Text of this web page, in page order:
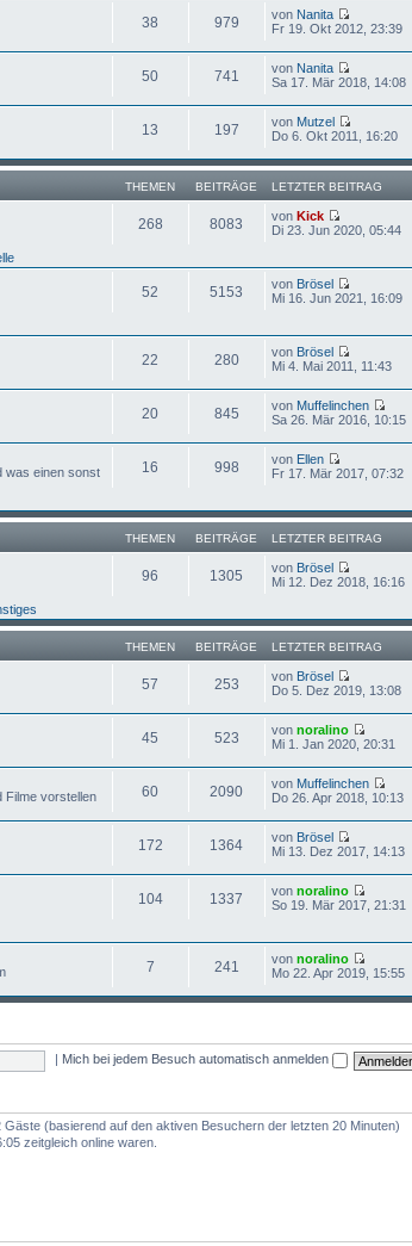
38 979 von Nanita
Fr 19. Okt 2012, 23:39
50 741 von Nanita
Sa 17. Mär 2018, 14:08
13 197 von Mutzel
Do 6. Okt 2011, 16:20
THEMEN BEITRÄGE LETZTER BEITRAG
268 8083 von Kick
Di 23. Jun 2020, 05:44
52 5153 von Brösel
Mi 16. Jun 2021, 16:09
22 280 von Brösel
Mi 4. Mai 2011, 11:43
20 845 von Muffelinchen
Sa 26. Mär 2016, 10:15
was einen sonst
16 998 von Ellen
Fr 17. Mär 2017, 07:32
THEMEN BEITRÄGE LETZTER BEITRAG
96 1305 von Brösel
Mi 12. Dez 2018, 16:16
THEMEN BEITRÄGE LETZTER BEITRAG
57 253 von Brösel
Do 5. Dez 2019, 13:08
45 523 von noralino
Mi 1. Jan 2020, 20:31
Filme vorstellen
60 2090 von Muffelinchen
Do 26. Apr 2018, 10:13
172 1364 von Brösel
Mi 13. Dez 2017, 14:13
104 1337 von noralino
So 19. Mär 2017, 21:31
7 241 von noralino
Mo 22. Apr 2019, 15:55
Mich bei jedem Besuch automatisch anmelden
(basierend auf den aktiven Besuchern der letzten 20 Minuten)
zeitgleich online waren.